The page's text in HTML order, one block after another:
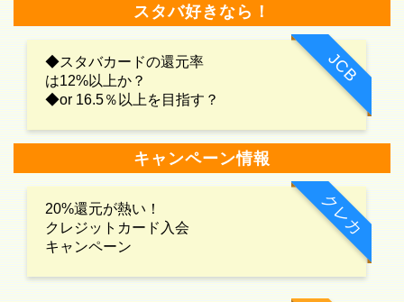
スタバ好きなら！
JCB
◆スタバカードの還元率
は12%以上か？
◆or 16.5％以上を目指す？
キャンペーン情報
クレカ
20%還元が熱い！
クレジットカード入会
キャンペーン